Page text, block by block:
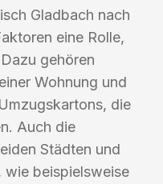
Gladbach nach
eine Rolle,
gehören
Wohnung und
die
Auch die
Städten und
wie beispielsweise